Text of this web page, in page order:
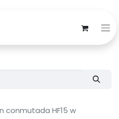
conmutada HF15 w